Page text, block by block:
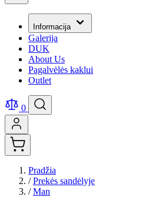
Informacija
Galerija
DUK
About Us
Pagalvėlės kaklui
Outlet
0
Pradžia
/ Prekės sandėlyje
/ Man